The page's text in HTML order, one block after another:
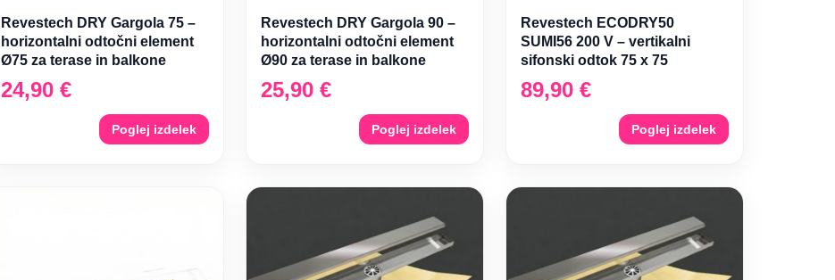
Revestech DRY Gargola 75 –
horizontalni odtočni element
Ø75 za terase in balkone
24,90 €
Poglej izdelek
Revestech DRY Gargola 90 –
horizontalni odtočni element
Ø90 za terase in balkone
25,90 €
Poglej izdelek
Revestech ECODRY50
SUMI56 200 V – vertikalni
sifonski odtok 75 x 75
89,90 €
Poglej izdelek